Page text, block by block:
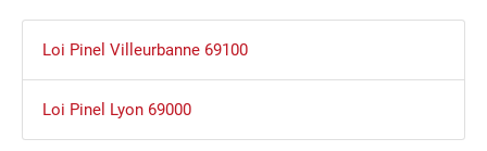
Loi Pinel Villeurbanne 69100
Loi Pinel Lyon 69000